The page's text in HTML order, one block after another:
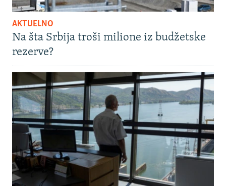
AKTUELNO
Na šta Srbija troši milione iz budžetske
rezerve?